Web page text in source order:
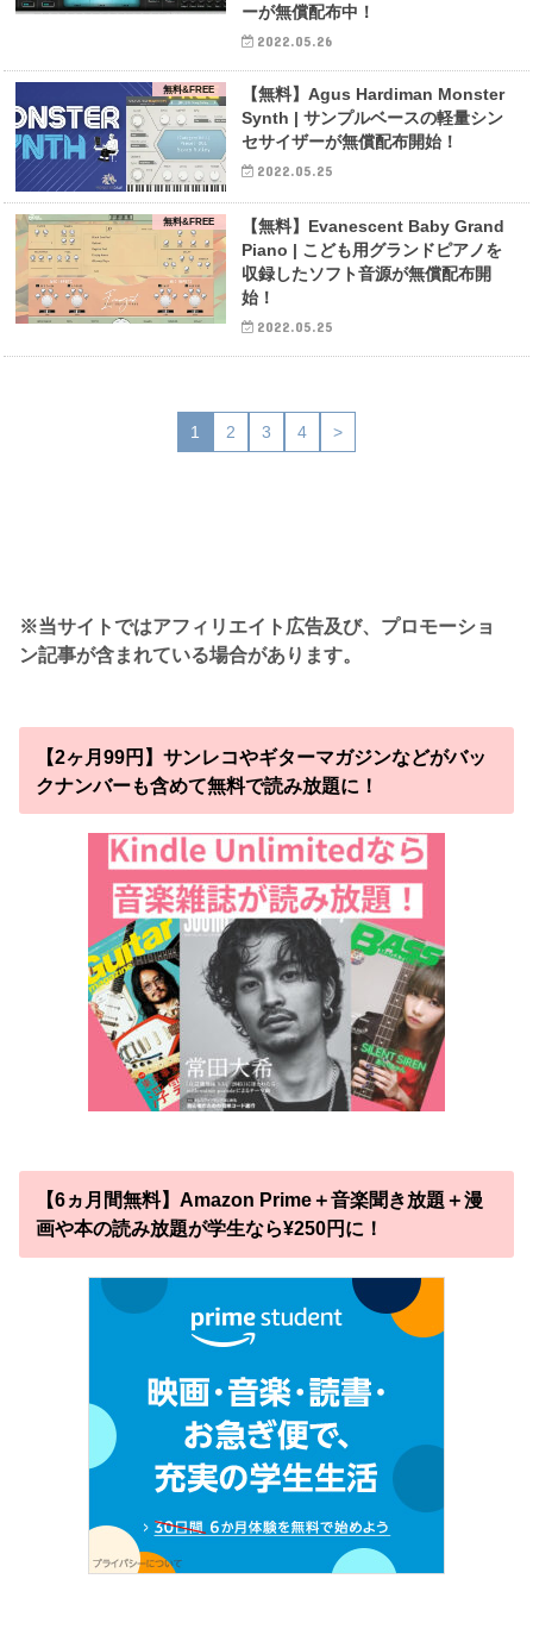
ーが無償配布中！
2022.05.26
無料&FREE
【無料】Agus Hardiman Monster
Synth | サンプルベースの軽量シン
セサイザーが無償配布開始！
2022.05.25
無料&FREE
【無料】Evanescent Baby Grand
Piano | こども用グランドピアノを
収録したソフト音源が無償配布開
始！
2022.05.25
1 2 3 4 >
※当サイトではアフィリエイト広告及び、プロモーショ
ン記事が含まれている場合があります。
【2ヶ月99円】サンレコやギターマガジンなどがバッ
クナンバーも含めて無料で読み放題に！
【6ヵ月間無料】Amazon Prime＋音楽聞き放題＋漫
画や本の読み放題が学生なら¥250円に！